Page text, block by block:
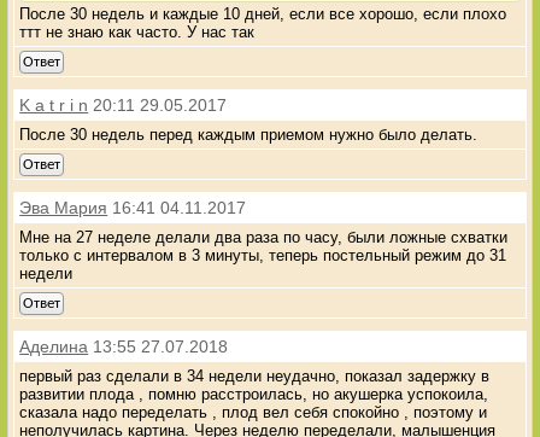
После 30 недель и каждые 10 дней, если все хорошо, если плохо
ттт не знаю как часто. У нас так
Ответ
K a t r i n 20:11 29.05.2017
После 30 недель перед каждым приемом нужно было делать.
Ответ
Эва Мария 16:41 04.11.2017
Мне на 27 неделе делали два раза по часу, были ложные схватки
только с интервалом в 3 минуты, теперь постельный режим до 31
недели
Ответ
Аделина 13:55 27.07.2018
первый раз сделали в 34 недели неудачно, показал задержку в
развитии плода , помню расстроилась, но акушерка успокоила,
сказала надо переделать , плод вел себя спокойно , поэтому и
неполучилась картина. Через неделю переделали, малышенция